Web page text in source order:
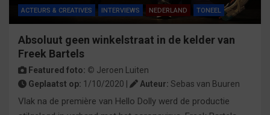
ACTEURS & CREATIVES INTERVIEWS NEDERLAND TONEEL
Absoluut geen winkelstraat in de kelder van
Freek Bartels
Featured foto: © Jeroen Luiten
Geplaatst op: 1/10/2020 | Auteur: Sebas van Buuren
Vlak na de première van Hello Dolly werd de productie